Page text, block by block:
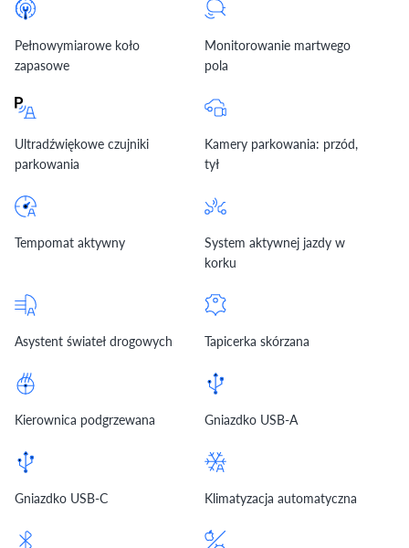
Pełnowymiarowe koło
zapasowe
Monitorowanie martwego
pola
Ultradźwiękowe czujniki
parkowania
Kamery parkowania: przód,
tył
Tempomat aktywny
System aktywnej jazdy w
korku
Asystent świateł drogowych Tapicerka skórzana
Kierownica podgrzewana Gniazdko USB-A
Gniazdko USB-C Klimatyzacja automatyczna